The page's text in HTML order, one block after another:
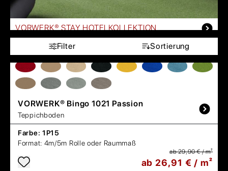
VORWERK® STAY HOTELKOLLEKTION
Filter
Sortierung
VORWERK® Bingo 1021 Passion
Teppichboden
Farbe: 1P15
Format: 4m/5m Rolle oder Raummaß
ab 29,90 € / m²
ab 26,91 € / m²